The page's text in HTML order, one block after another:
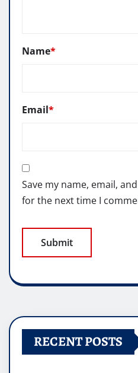
Name*
Email*
Save my name, email,
for the next time I
RECENT POSTS